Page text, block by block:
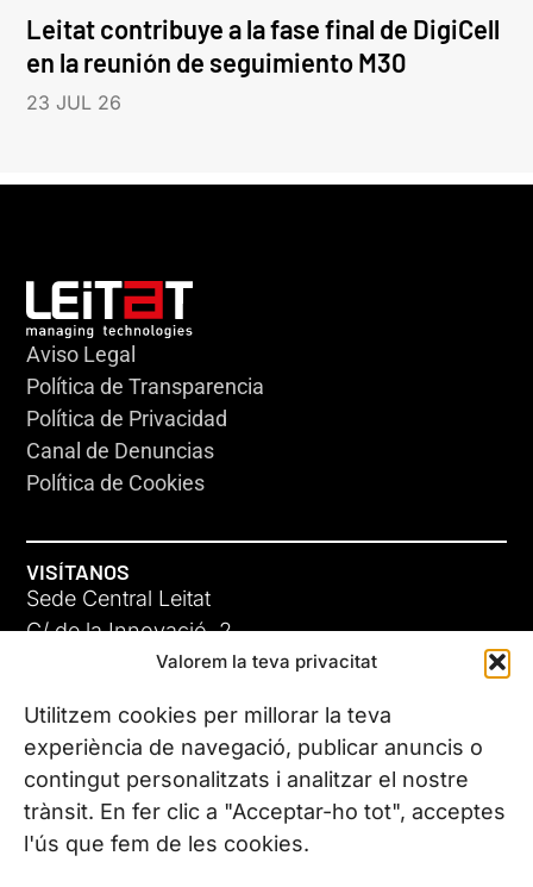
Valorem la teva privacitat
Utilitzem cookies per millorar la teva
experiència de navegació, publicar anuncis o
contingut personalitzats i analitzar el nostre
trànsit. En fer clic a "Acceptar-ho tot", acceptes
l'ús que fem de les cookies.
Leitat contribuye a la fase final de DigiCell
en la reunión de seguimiento M30
23 JUL 26
Aviso Legal
Política de Transparencia
Política de Privacidad
Canal de Denuncias
Política de Cookies
VISÍTANOS
Sede Central Leitat
C/ de la Innovació, 2
08225 Terrassa, (Barcelona)
Conoce todas nuestras sedes
CONTÁCTANOS
Tel. (+34) 937 882 300